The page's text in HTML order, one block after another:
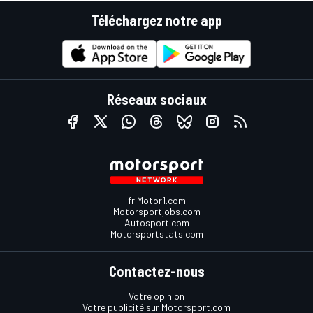
Téléchargez notre app
Réseaux sociaux
fr.Motor1.com
Motorsportjobs.com
Autosport.com
Motorsportstats.com
Contactez-nous
Votre opinion
Votre publicité sur Motorsport.com